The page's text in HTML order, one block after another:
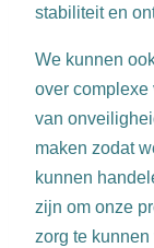
stabiliteit en
We kunnen
over complexe
van
maken zodat
kunnen
zijn om onze
zorg te